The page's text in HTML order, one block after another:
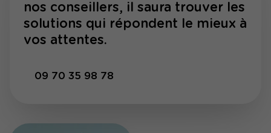
nos conseillers, il saura trouver les
solutions qui répondent le mieux à
vos attentes.
09 70 35 98 78